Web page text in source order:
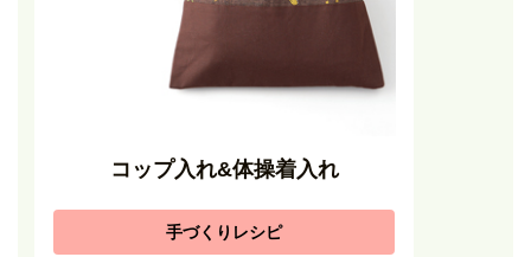
コップ入れ&体操着入れ
手づくりレシピ